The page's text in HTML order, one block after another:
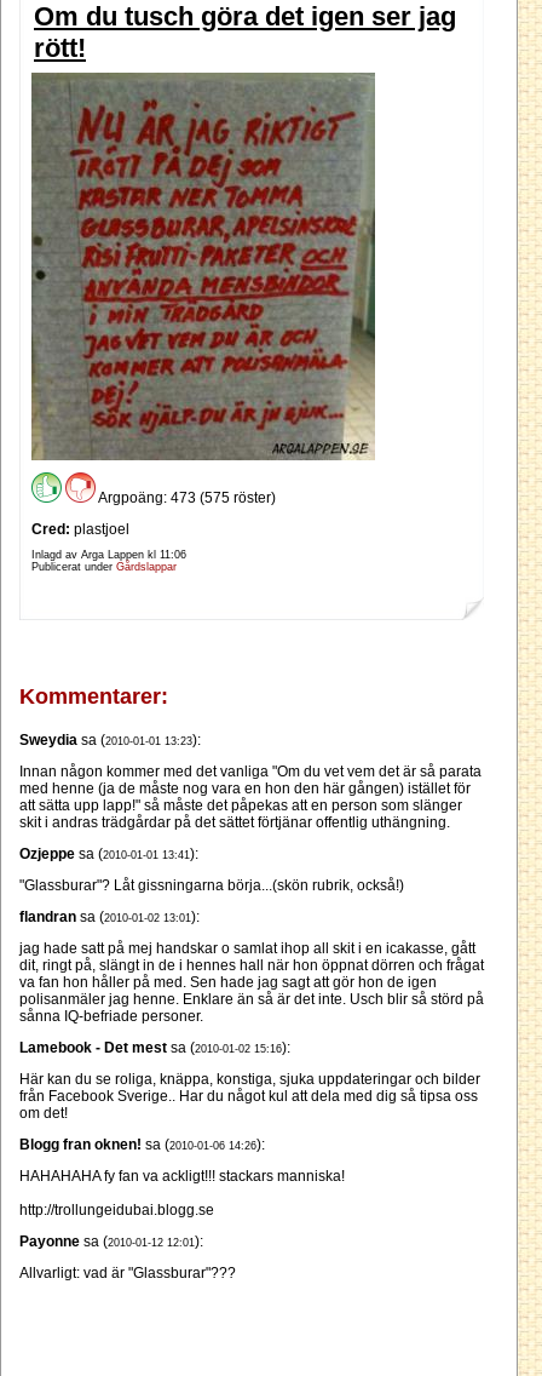
Om du tusch göra det igen ser jag
rött!
Argpoäng: 473 (575 röster)
Cred: plastjoel
Inlagd av Arga Lappen kl 11:06
Publicerat under Gårdslappar
Kommentarer:
Sweydia sa (2010-01-01 13:23):
Innan någon kommer med det vanliga "Om du vet vem det är så parata
med henne (ja de måste nog vara en hon den här gången) istället för
att sätta upp lapp!" så måste det påpekas att en person som slänger
skit i andras trädgårdar på det sättet förtjänar offentlig uthängning.
Ozjeppe sa (2010-01-01 13:41):
"Glassburar"? Låt gissningarna börja...(skön rubrik, också!)
flandran sa (2010-01-02 13:01):
jag hade satt på mej handskar o samlat ihop all skit i en icakasse, gått
dit, ringt på, slängt in de i hennes hall när hon öppnat dörren och frågat
va fan hon håller på med. Sen hade jag sagt att gör hon de igen
polisanmäler jag henne. Enklare än så är det inte. Usch blir så störd på
sånna IQ-befriade personer.
Lamebook - Det mest sa (2010-01-02 15:16):
Här kan du se roliga, knäppa, konstiga, sjuka uppdateringar och bilder
från Facebook Sverige.. Har du något kul att dela med dig så tipsa oss
om det!
Blogg fran oknen! sa (2010-01-06 14:26):
HAHAHAHA fy fan va ackligt!!! stackars manniska!
http://trollungeidubai.blogg.se
Payonne sa (2010-01-12 12:01):
Allvarligt: vad är "Glassburar"???